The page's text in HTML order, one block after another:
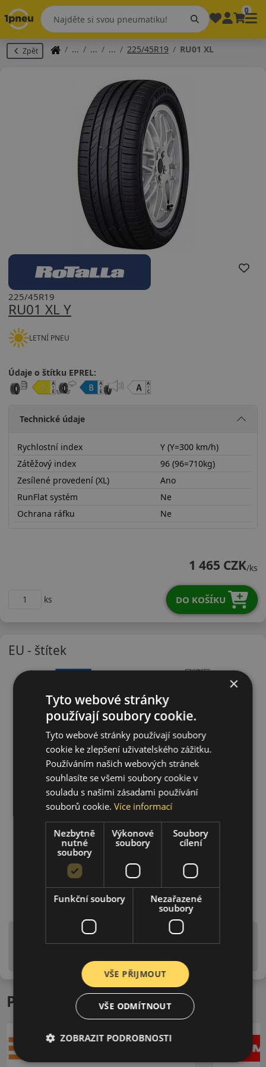
0
Zpět 225/45R19 RU01 XL
RU01 XL Y
225/45R19
LETNÍ PNEU
Údaje o štítku EPREL:
Technické údaje
Rychlostní index
Y (Y=300 km/h)
Zátěžový index
96 (96=710kg)
Zesílené provedení (XL)
Ano
RunFlat systém
Ne
Ochrana ráfku
Ne
1 465 CZK/ks
ks DO KOŠÍKU
EU - štítek
Upozornění! Hodnoty na štítku jsou pouze
informativního charakteru. Mohou být dodány pneumatiky
is EU štítky ve smyslu dosud platné (předchozí) legislativy.
Podobné produkty
×
Tyto webové stránky
používají soubory cookie.
Tyto webové stránky používají soubory
cookie ke zlepšení uživatelského zážitku.
Používáním našich webových stránek
souhlasíte se všemi soubory cookie v
souladu s našimi zásadami používání
souborů cookie.Více informací
Nezbytně
nutné
soubory
Výkonové
soubory
Soubory
cílení
Funkční soubory
Nezařazené
soubory
VŠE PŘIJMOUT
VŠE ODMÍTNOUT
ZOBRAZIT PODROBNOSTI